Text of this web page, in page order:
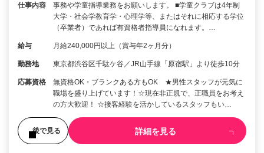
仕事内容
事務や学童指導業務をお願いします。 ■学童クラブは4年制
大学・社会学教育学・心理学等、またはそれに相応する学位
（卒業者）であれば有資格者指導員になれます。…
給与 月給240,000円以上（賞与年2ヶ月分）
勤務地 東京都渋谷区千駄ケ谷／JR山手線「原宿駅」より徒歩10分
応募資格
無資格OK・ブランクある方もOK ★男性スタッフが元気に
職場を盛り上げています！☆現在非正規で、正職員をお考え
の方大歓迎！ ☆接客経験を活かしているスタッフもい…
後で見る 詳細を見る